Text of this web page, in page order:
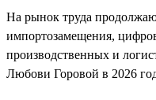
На рынок труда
импортозамещения,
производственных и
Любови Горовой в 2026